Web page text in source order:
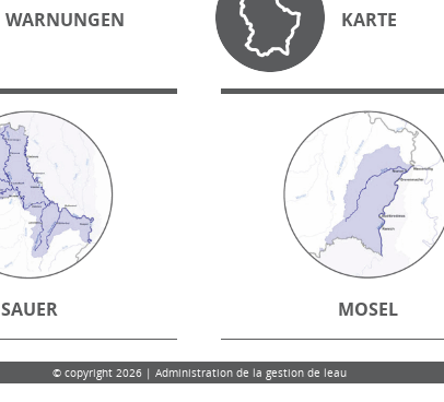
WARNUNGEN KARTE
SAUER MOSEL
© copyright 2026 | Administration de la gestion de leau